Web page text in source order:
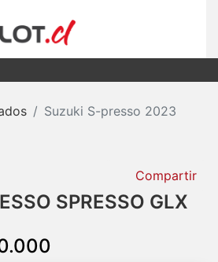
Suzuki S-presso 2023
Compartir
SPRESSO GLX